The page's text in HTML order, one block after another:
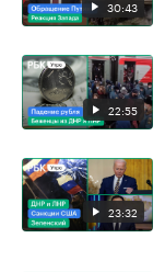
30:43
22:55
23:32